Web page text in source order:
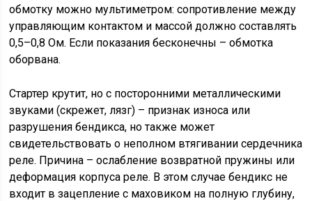
обмотку можно мультиметром: сопротивление между
управляющим контактом и массой должно составлять
0,5–0,8 Ом. Если показания бесконечны – обмотка
оборвана.
Стартер крутит, но с посторонними металлическими
звуками (скрежет, лязг) – признак износа или
разрушения бендикса, но также может
свидетельствовать о неполном втягивании сердечника
реле. Причина – ослабление возвратной пружины или
деформация корпуса реле. В этом случае бендикс не
входит в зацепление с маховиком на полную глубину,